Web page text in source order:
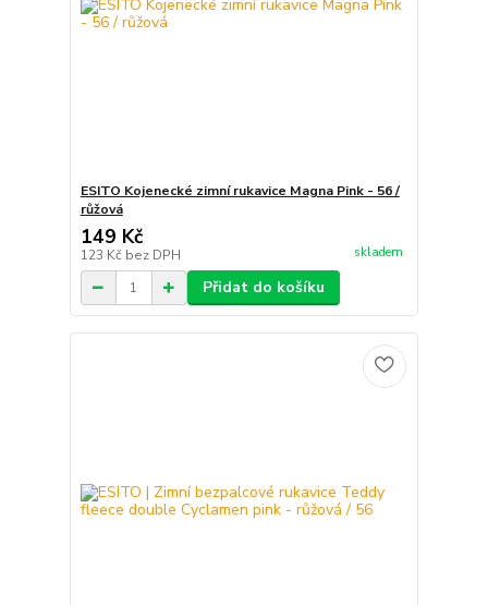
ESITO Kojenecké zimní rukavice Magna Pink - 56 /
růžová
149 Kč
123 Kč bez DPH skladem
Přidat do košíku